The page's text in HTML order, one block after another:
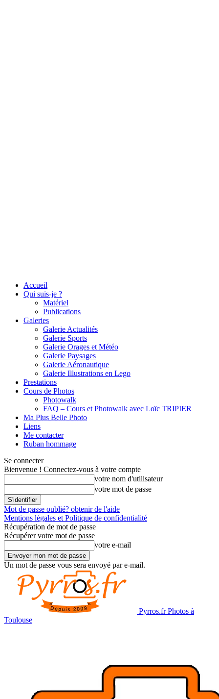
Accueil
Qui suis-je ?
Matériel
Publications
Galeries
Galerie Actualités
Galerie Sports
Galerie Orages et Météo
Galerie Paysages
Galerie Aéronautique
Galerie Illustrations en Lego
Prestations
Cours de Photos
Photowalk
FAQ – Cours et Photowalk avec Loïc TRIPIER
Ma Plus Belle Photo
Liens
Me contacter
Ruban hommage
Se connecter
Bienvenue ! Connectez-vous à votre compte
votre nom d'utilisateur
votre mot de passe
Mot de passe oublié? obtenir de l'aide
Mentions légales et Politique de confidentialité
Récupération de mot de passe
Récupérer votre mot de passe
votre e-mail
Un mot de passe vous sera envoyé par e-mail.
Pyrros.fr Photos à
Toulouse